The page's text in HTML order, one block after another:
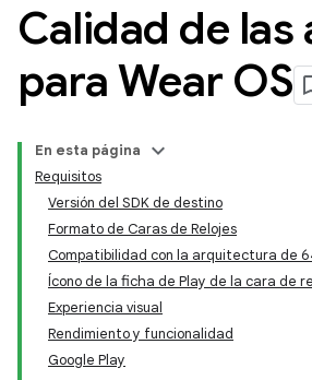
Calidad de las
para Wear OS
En esta página
Requisitos
Versión del SDK de destino
Formato de Caras de Relojes
Compatibilidad con la arquitectura de
Ícono de la ficha de Play de la cara de
Experiencia visual
Rendimiento y funcionalidad
Google Play